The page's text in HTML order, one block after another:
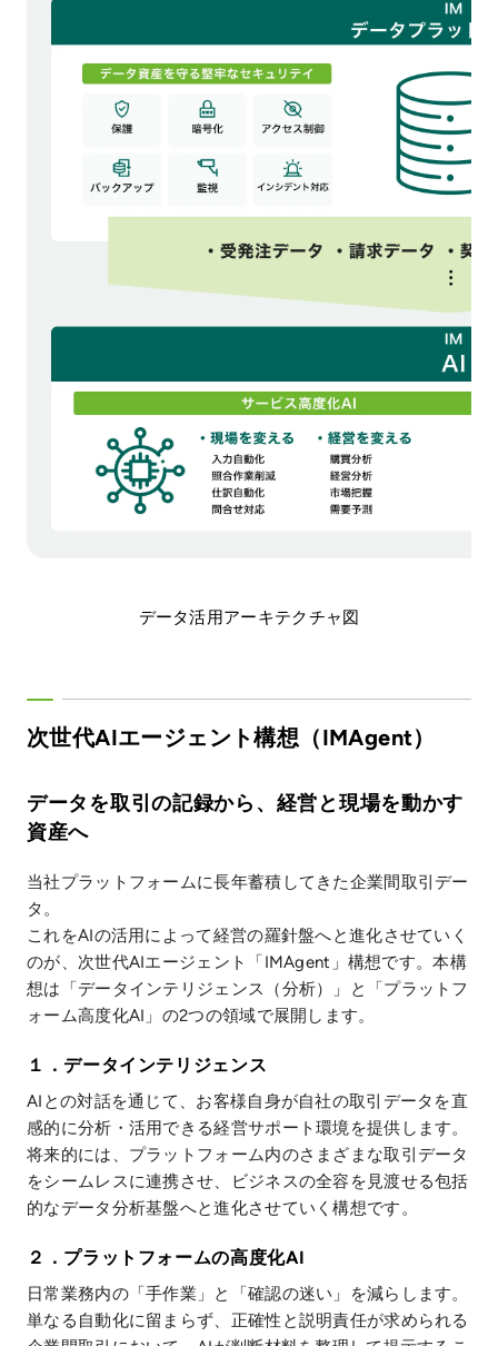
データ活用アーキテクチャ図
次世代AIエージェント構想（IMAgent）
データを取引の記録から、経営と現場を動かす
資産へ
当社プラットフォームに長年蓄積してきた企業間取引デー
タ。
これをAIの活用によって経営の羅針盤へと進化させていく
のが、次世代AIエージェント「IMAgent」構想です。本構
想は「データインテリジェンス（分析）」と「プラットフ
ォーム高度化AI」の2つの領域で展開します。
１．データインテリジェンス
AIとの対話を通じて、お客様自身が自社の取引データを直
感的に分析・活用できる経営サポート環境を提供します。
将来的には、プラットフォーム内のさまざまな取引データ
をシームレスに連携させ、ビジネスの全容を見渡せる包括
的なデータ分析基盤へと進化させていく構想です。
２．プラットフォームの高度化AI
日常業務内の「手作業」と「確認の迷い」を減らします。
単なる自動化に留まらず、正確性と説明責任が求められる